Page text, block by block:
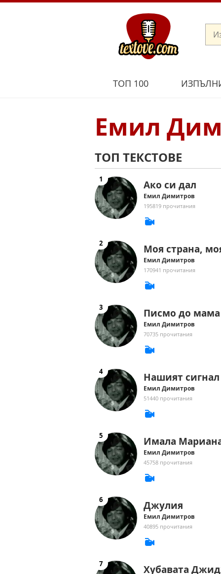
ТОП 100
Емил
ТОП ТЕКСТОВЕ
Ако си дал
Емил Димитров
195819 прочитания
Моя страна,
Емил Димитров
170941 прочитания
Писмо до мама
Емил Димитров
70735 прочитания
Нашият сигнал
Емил Димитров
51440 прочитания
Имала
Емил Димитров
45758 прочитания
Джулия
Емил Димитров
40895 прочитания
Хубавата